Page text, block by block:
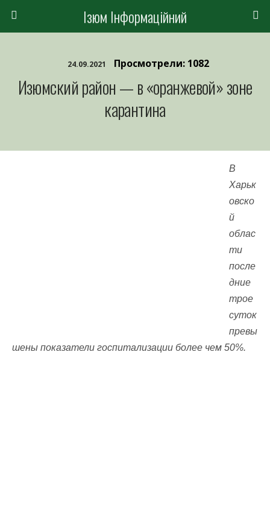
Ізюм Інформаційний
24.09.2021 Просмотрели: 1082
Изюмский район — в «оранжевой» зоне
карантина
В
Харьк
овско
й
облас
ти
после
дние
трое
суток
превы
шены показатели госпитализации более чем 50%.